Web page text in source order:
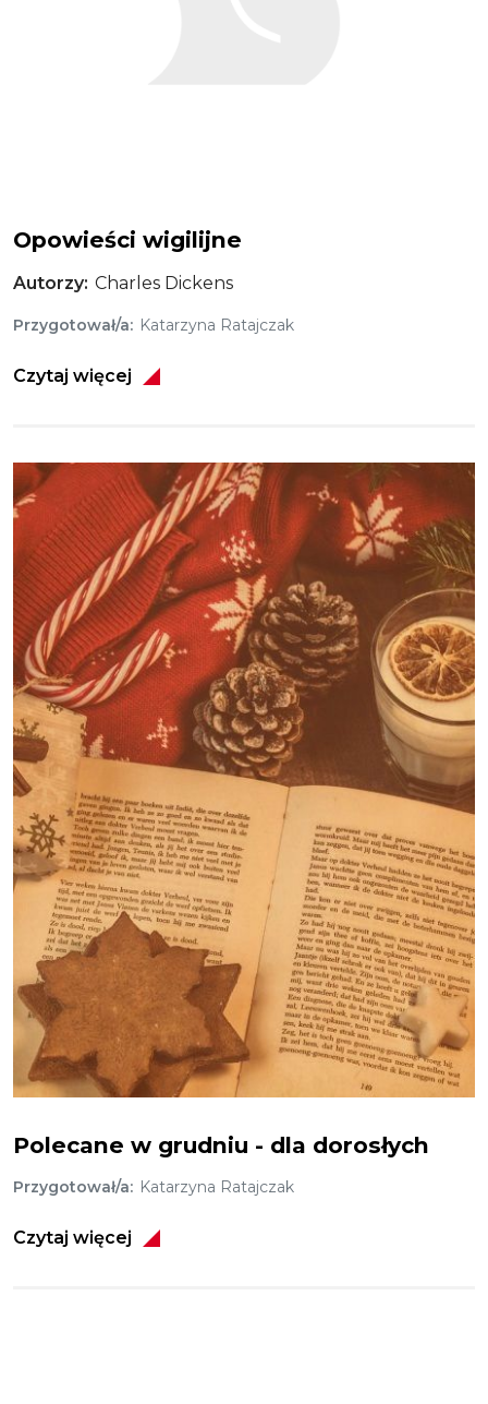
Opowieści wigilijne
Autorzy Charles Dickens
Przygotował/a Katarzyna Ratajczak
Czytaj więcej
Obraz
Polecane w grudniu - dla dorosłych
Przygotował/a Katarzyna Ratajczak
Czytaj więcej